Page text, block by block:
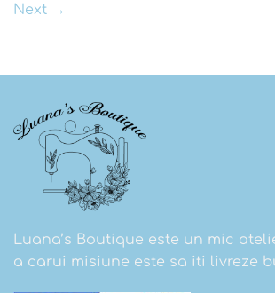
Next →
Luana’s Boutique este un mic
a carui misiune este sa iti livreze